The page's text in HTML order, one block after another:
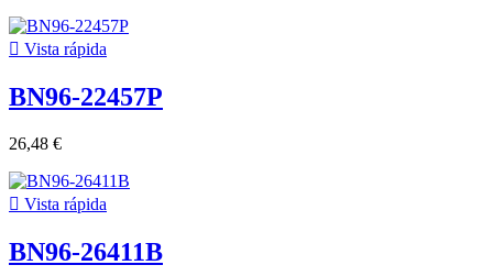
 Vista rápida
BN96-22457P
26,48 €
 Vista rápida
BN96-26411B